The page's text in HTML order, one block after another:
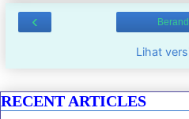
‹
Lihat
RECENT ARTICLES